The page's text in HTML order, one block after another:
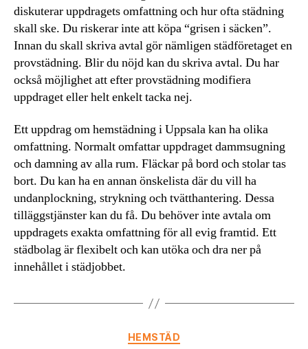
diskuterar uppdragets omfattning och hur ofta städning
skall ske. Du riskerar inte att köpa “grisen i säcken”.
Innan du skall skriva avtal gör nämligen städföretaget en
provstädning. Blir du nöjd kan du skriva avtal. Du har
också möjlighet att efter provstädning modifiera
uppdraget eller helt enkelt tacka nej.
Ett uppdrag om hemstädning i Uppsala kan ha olika
omfattning. Normalt omfattar uppdraget dammsugning
och damning av alla rum. Fläckar på bord och stolar tas
bort. Du kan ha en annan önskelista där du vill ha
undanplockning, strykning och tvätthantering. Dessa
tilläggstjänster kan du få. Du behöver inte avtala om
uppdragets exakta omfattning för all evig framtid. Ett
städbolag är flexibelt och kan utöka och dra ner på
innehållet i städjobbet.
Kategorier
HEMSTÄD